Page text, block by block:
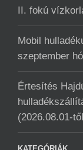
II. fokú
Mobil
szeptember
Értesítés
(2026.08.01-